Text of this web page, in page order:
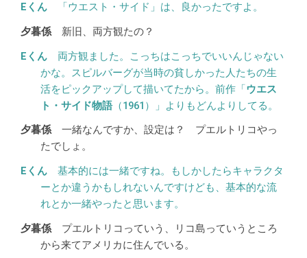
「ウエスト・サイド」は、良かったですよ。
新旧、両方観たの？
両方観ました。こっちはこっちでいいんじゃない
かな。スピルバーグが当時の貧しかった人たちの生
活をピックアップして描いてたから。前作「ウエス
ト・サイド物語（1961）」よりもどんよりしてる。
一緒なんですか、設定は？ プエルトリコやっ
たでしょ。
基本的には一緒ですね。もしかしたらキャラクタ
ーとか違うかもしれないんですけども、基本的な流
れとか一緒やったと思います。
プエルトリコっていう、リコ島っていうところ
から来てアメリカに住んでいる。